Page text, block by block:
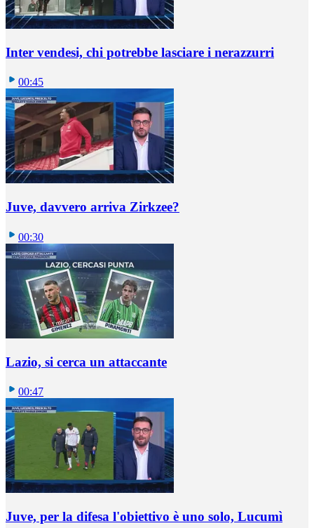
Inter vendesi, chi potrebbe lasciare i nerazzurri
00:45
Juve, davvero arriva Zirkzee?
00:30
Lazio, si cerca un attaccante
00:47
Juve, per la difesa l'obiettivo è uno solo, Lucumì